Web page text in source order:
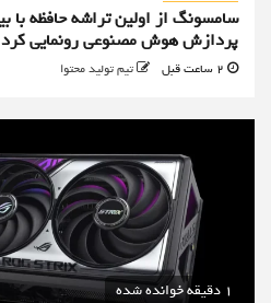
پردازش هوش مصنوعی رونمایی کرد
تیم تولید محتوا
1 دقیقه خوانده شده